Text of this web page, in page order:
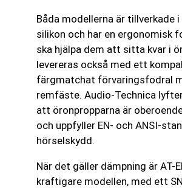
Båda modellerna är tillverkade
silikon och har en ergonomisk
ska hjälpa dem att sitta kvar i
levereras också med ett
färgmatchat förvaringsfodral
remfäste. Audio-Technica
att öronpropparna är
och uppfyller EN- och ANSI-
hörselskydd.
När det gäller dämpning är AT-
kraftigare modellen, med ett